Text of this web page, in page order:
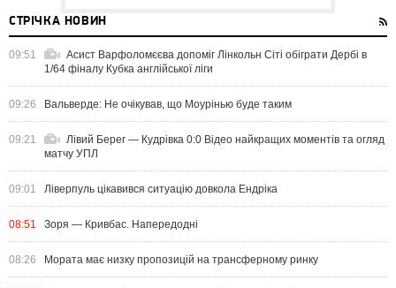
СТРІЧКА НОВИН
09:51
Асист Варфоломєєва допоміг Лінкольн Сіті обіграти Дербі в
1/64 фіналу Кубка англійської ліги
09:26 Вальверде: Не очікував, що Моурінью буде таким
09:21
Лівий Берег — Кудрівка 0:0 Відео найкращих моментів та огляд
матчу УПЛ
09:01 Ліверпуль цікавився ситуацію довкола Ендріка
08:51 Зоря — Кривбас. Напередодні
08:26 Мората має низку пропозицій на трансферному ринку